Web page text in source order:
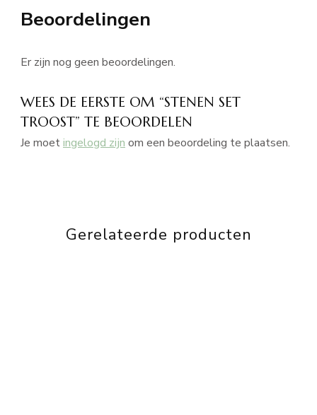
Beoordelingen
Er zijn nog geen beoordelingen.
WEES DE EERSTE OM “STENEN SET
TROOST” TE BEOORDELEN
Je moetingelogd zijn om een beoordeling te plaatsen.
Gerelateerde producten